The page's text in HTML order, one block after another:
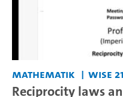
Mathematik WiSe
Reciprocity laws